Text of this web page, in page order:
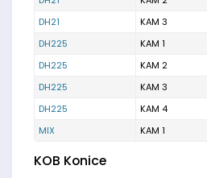
DH21
KAM 3
DH225
KAM 1
DH225
KAM 2
DH225
KAM 3
DH225
KAM 4
MIX
KAM 1
KOB Konice